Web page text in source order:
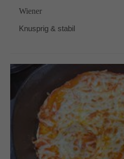
Wiener
Knusprig & stabil